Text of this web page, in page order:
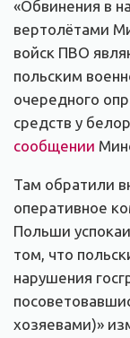
«Обвинения в
вертолётами
войск ПВО
польским
очередного
средств у
сообщении
Там обратили
оперативное
Польши
том, что
нарушения
хозяевами)»